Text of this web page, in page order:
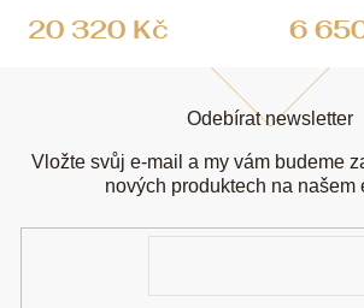
20 320 Kč 6
Odebírat newsletter
Vložte svůj e-mail a my vám budeme
nových produktech na našem